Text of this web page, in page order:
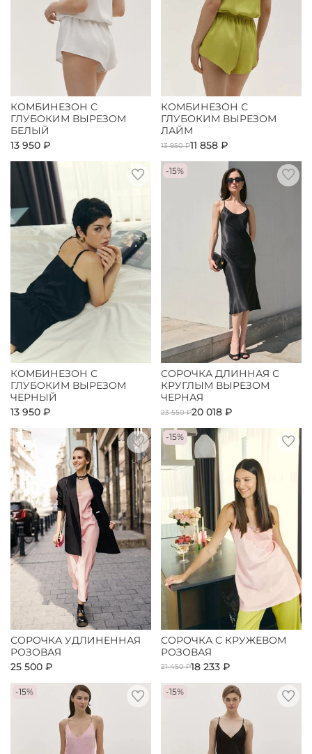
КОМБИНЕЗОН С
ГЛУБОКИМ ВЫРЕЗОМ
БЕЛЫЙ
13 950 ₽
КОМБИНЕЗОН С
ГЛУБОКИМ ВЫРЕЗОМ
ЛАЙМ
13 950 ₽11 858 ₽
КОМБИНЕЗОН С
ГЛУБОКИМ ВЫРЕЗОМ
ЧЕРНЫЙ
13 950 ₽
-15%
СОРОЧКА ДЛИННАЯ С
КРУГЛЫМ ВЫРЕЗОМ
ЧЕРНАЯ
23 550 ₽20 018 ₽
СОРОЧКА УДЛИНЕННАЯ
РОЗОВАЯ
25 500 ₽
-15%
СОРОЧКА С КРУЖЕВОМ
РОЗОВАЯ
21 450 ₽18 233 ₽
-15% -15%